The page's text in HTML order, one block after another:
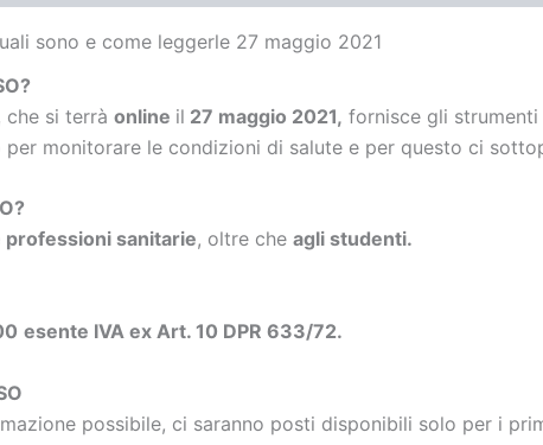
sono e come leggerle 27 maggio 2021
che si terrà online il 27 maggio 2021, fornisce gli
per monitorare le condizioni di salute e per questo ci
sanitarie, oltre che agli studenti.
esente IVA ex Art. 10 DPR 633/72.
possibile, ci saranno posti disponibili solo per i